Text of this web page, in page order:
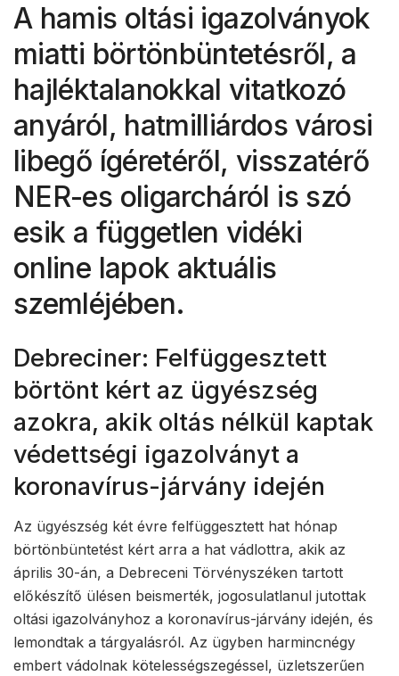
A hamis oltási igazolványok
miatti börtönbüntetésről, a
hajléktalanokkal vitatkozó
anyáról, hatmilliárdos városi
libegő ígéretéről, visszatérő
NER-es oligarcháról is szó
esik a független vidéki
online lapok aktuális
szemléjében.
Debreciner: Felfüggesztett
börtönt kért az ügyészség
azokra, akik oltás nélkül kaptak
védettségi igazolványt a
koronavírus-járvány idején
Az ügyészség két évre felfüggesztett hat hónap
börtönbüntetést kért arra a hat vádlottra, akik az
április 30-án, a Debreceni Törvényszéken tartott
előkészítő ülésen beismerték, jogosulatlanul jutottak
oltási igazolványhoz a koronavírus-járvány idején, és
lemondtak a tárgyalásról. Az ügyben harmincnégy
embert vádolnak kötelességszegéssel, üzletszerűen